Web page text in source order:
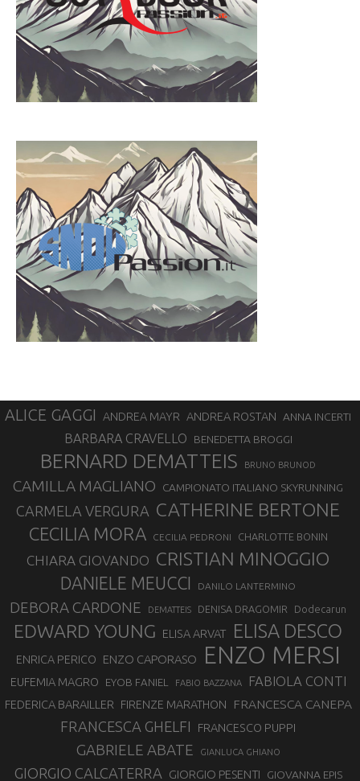
ALICE GAGGI ANDREA MAYR ANDREA ROSTAN ANNA INCERTI
BARBARA CRAVELLO BENEDETTA BROGGI
BERNARD DEMATTEIS BRUNO BRUNOD
CAMILLA MAGLIANO CAMPIONATO ITALIANO SKYRUNNING
CARMELA VERGURA CATHERINE BERTONE
CECILIA MORA CECILIA PEDRONI CHARLOTTE BONIN
CHIARA GIOVANDO CRISTIAN MINOGGIO
DANIELE MEUCCI DANILO LANTERMINO
DEBORA CARDONE DEMATTEIS DENISA DRAGOMIR Dodecarun
EDWARD YOUNG ELISA ARVAT ELISA DESCO
ENRICA PERICO ENZO CAPORASO ENZO MERSI
EUFEMIA MAGRO EYOB FANIEL FABIO BAZZANA FABIOLA CONTI
FEDERICA BARAILLER FIRENZE MARATHON FRANCESCA CANEPA
FRANCESCA GHELFI FRANCESCO PUPPI
GABRIELE ABATE GIANLUCA GHIANO
GIORGIO CALCATERRA GIORGIO PESENTI GIOVANNA EPIS